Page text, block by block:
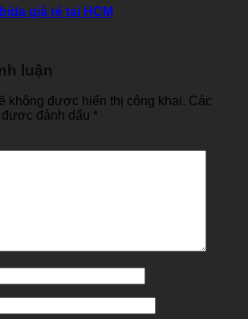
giá rẻ tại HCM
luận
không được hiển thị công khai. Các
đánh dấu *